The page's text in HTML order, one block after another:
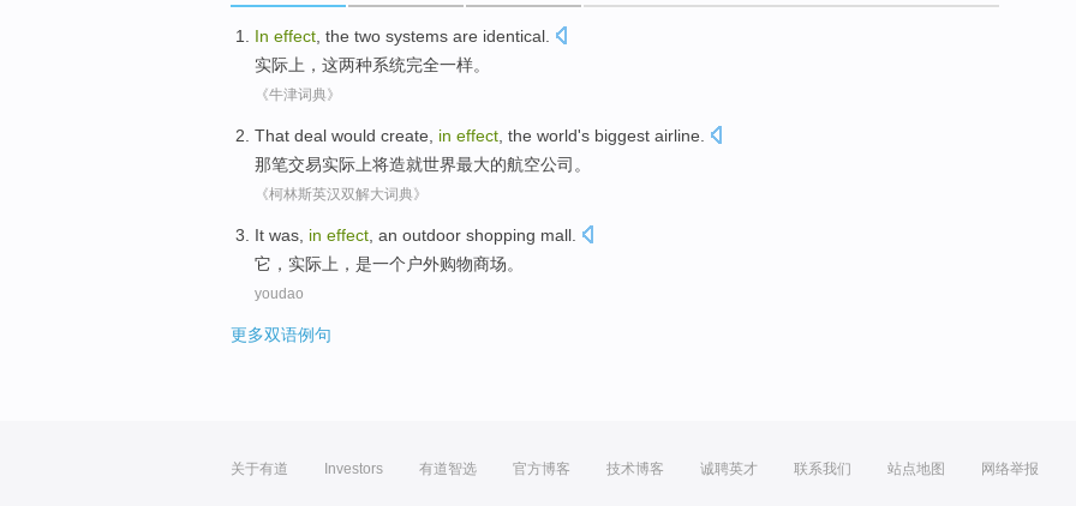
In effect, the two systems are identical.
实际上 ， 这两种系统完全一样。
《牛津词典》
That deal would create in effect , the world's biggest airline
那笔交易实际上将造就世界最大的航空公司。
《柯林斯英汉双解大词典》
It was in effect an outdoor shopping mall
它 ， 实际上 ， 是一个 户外购物商场。
youdao
更多双语例句
关于有道 Investors 有道智选 官方博客 技术博客 诚聘英才 联系我们 站点地图 网络举报